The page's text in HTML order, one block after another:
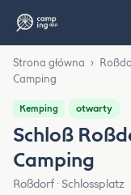
Strona główna ›
Camping
Kemping otwarty
Schloß
Camping
Roßdorf · Schlossplatz